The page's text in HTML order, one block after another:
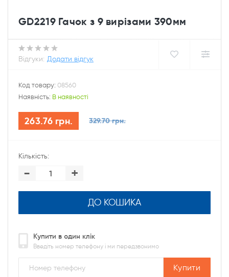
GD2219 Гачок з 9 вирізами 390мм
Відгуки: Додати відгук
Код товару: 08560
Наявність: В наявності
263.76 грн. 329.70 грн.
Кількість:
- +
ДО КОШИКА
Купити в один клік
Введіть номер телефону і ми передзвонимо
Купити